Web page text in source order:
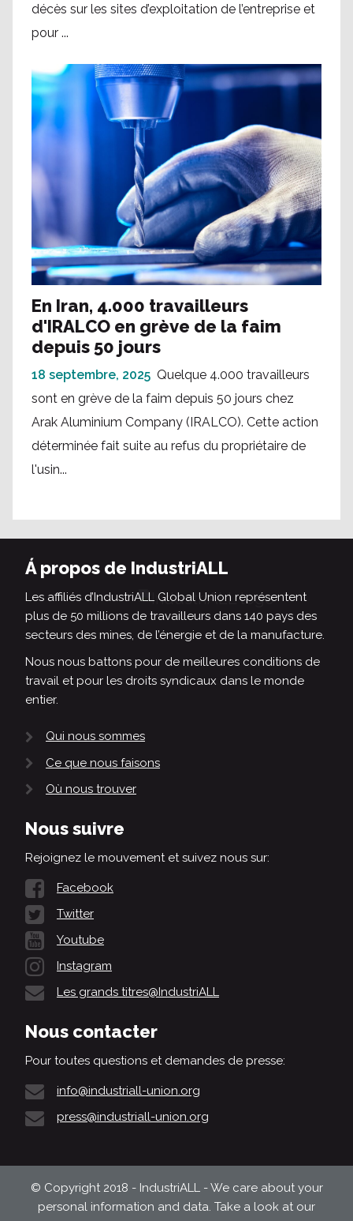
décès sur les sites d’exploitation de l’entreprise et
pour ...
En Iran, 4.000 travailleurs
d'IRALCO en grève de la faim
depuis 50 jours
18 septembre, 2025 Quelque 4.000 travailleurs
sont en grève de la faim depuis 50 jours chez
Arak Aluminium Company (IRALCO). Cette action
déterminée fait suite au refus du propriétaire de
l'usin...
Á propos de IndustriALL
Les affiliés d’IndustriALL Global Union représentent
plus de 50 millions de travailleurs dans 140 pays des
secteurs des mines, de l’énergie et de la manufacture.
Nous nous battons pour de meilleures conditions de
travail et pour les droits syndicaux dans le monde
entier.
Qui nous sommes
Ce que nous faisons
Où nous trouver
Nous suivre
Rejoignez le mouvement et suivez nous sur:
Facebook
Twitter
Youtube
Instagram
Les grands titres@IndustriALL
Nous contacter
Pour toutes questions et demandes de presse:
info@industriall-union.org
press@industriall-union.org
© Copyright 2018 - IndustriALL - We care about your
personal information and data. Take a look at our